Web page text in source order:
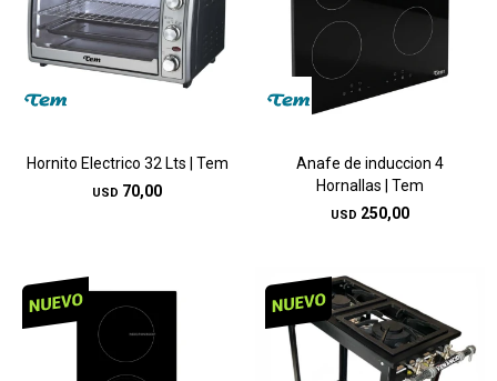
Hornito Electrico 32 Lts | Tem
USD 70,00
Anafe de induccion 4
Hornallas | Tem
USD 250,00